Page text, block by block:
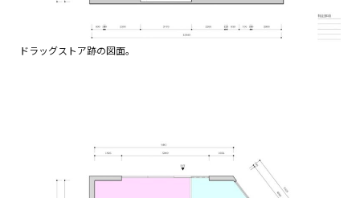
ドラッグストア跡の図面。